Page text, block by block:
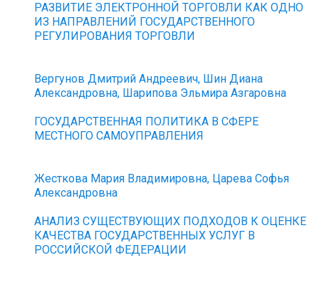
РАЗВИТИЕ ЭЛЕКТРОННОЙ ТОРГОВЛИ КАК ОДНО
ИЗ НАПРАВЛЕНИЙ ГОСУДАРСТВЕННОГО
РЕГУЛИРОВАНИЯ ТОРГОВЛИ
Вергунов Дмитрий Андреевич, Шин Диана
Александровна, Шарипова Эльмира Азгаровна
ГОСУДАРСТВЕННАЯ ПОЛИТИКА В СФЕРЕ
МЕСТНОГО САМОУПРАВЛЕНИЯ
Жесткова Мария Владимировна, Царева Софья
Александровна
АНАЛИЗ СУЩЕСТВУЮЩИХ ПОДХОДОВ К ОЦЕНКЕ
КАЧЕСТВА ГОСУДАРСТВЕННЫХ УСЛУГ В
РОССИЙСКОЙ ФЕДЕРАЦИИ